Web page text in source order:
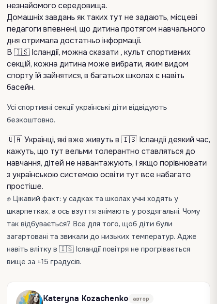
незнайомого середовища.
Домашніх завдань як таких тут не задають, місцеві
педагоги впевнені, що дитина протягом навчального
дня отримала достатньо інформації.
В 🇮🇸 Ісландії, можна сказати , культ спортивних
секцій, кожна дитина може вибрати, яким видом
спорту їй зайнятися, в багатьох школах є навіть
басейн.
Усі спортивні секції українські діти відвідують
безкоштовно.
🇺🇦 Українці, які вже живуть в 🇮🇸 Ісландії деякий час,
кажуть, що тут вельми толерантно ставляться до
навчання, дітей не навантажують, і якщо порівнювати
з українською системою освіти тут все набагато
простіше.
✊ Цікавий факт: у садках та школах учні ходять у
шкарпетках, а ось взуття знімають у роздягальні. Чому
так відбувається? Все для того, щоб діти були
загартовані та звикали до низьких температур. Адже
навіть влітку в 🇮🇸 Ісландії повітря не прогрівається
вище за +15 градусів.
Kateryna Kozachenko автор